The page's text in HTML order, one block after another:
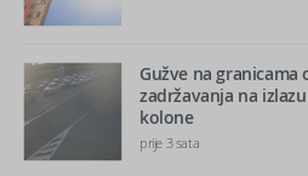
Gužve na
zadržavanja na
kolone
prije 3 sata